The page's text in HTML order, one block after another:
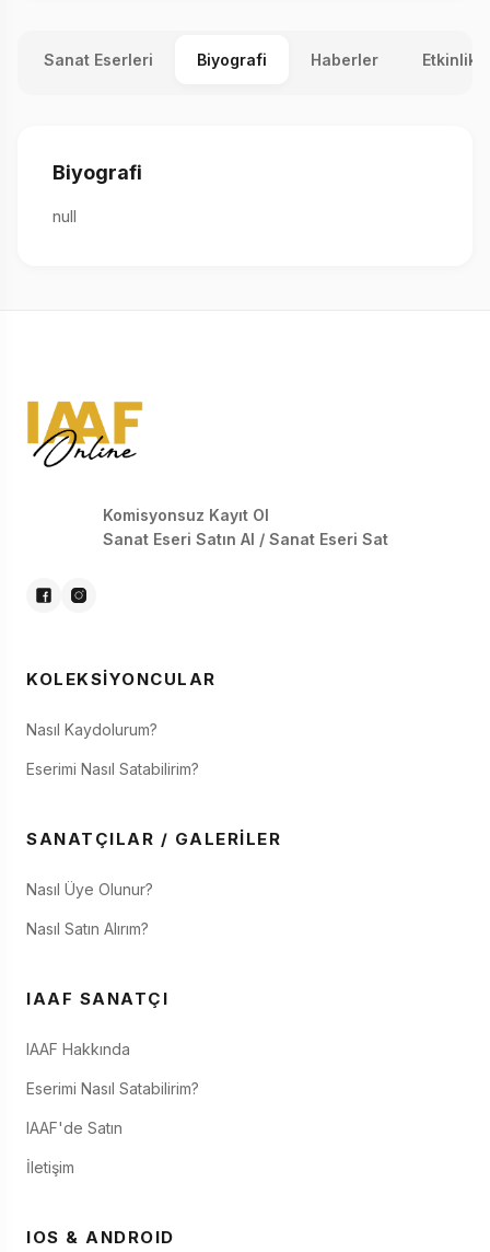
Sanat Eserleri Biyografi Haberler
Biyografi
null
Komisyonsuz Kayıt Ol
Sanat Eseri Satın Al / Sanat Eseri Sat
KOLEKSIYONCULAR
Nasıl Kaydolurum?
Eserimi Nasıl Satabilirim?
SANATÇILAR / GALERILER
Nasıl Üye Olunur?
Nasıl Satın Alırım?
IAAF SANATÇI
IAAF Hakkında
Eserimi Nasıl Satabilirim?
IAAF'de Satın
İletişim
IOS & ANDROID